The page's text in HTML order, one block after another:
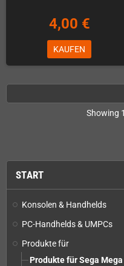
START
Konsolen & Handhelds
PC-Handhelds & UMPCs
Produkte für
Produkte für Sega
4,00 €
KAUFEN
Showing